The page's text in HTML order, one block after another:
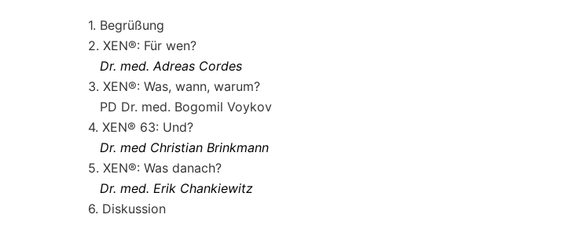
1. Begrüßung
2. XEN®: Für wen?
Dr. med. Adreas Cordes
3. XEN®: Was, wann, warum?
PD Dr. med. Bogomil Voykov
4. XEN® 63: Und?
Dr. med Christian Brinkmann
5. XEN®: Was danach?
Dr. med. Erik Chankiewitz
6. Diskussion